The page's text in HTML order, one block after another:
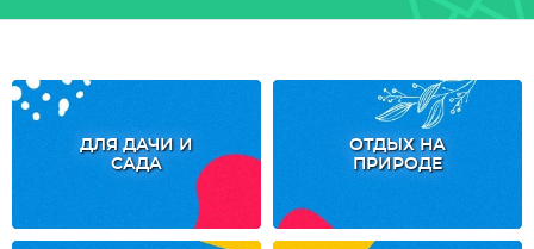
ДЛЯ ДАЧИ И
САДА
ОТДЫХ НА
ПРИРОДЕ